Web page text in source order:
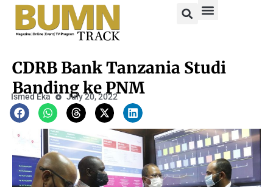
CDRB Bank Tanzania Studi
Banding ke PNM
Ismed Eka July 20, 2022